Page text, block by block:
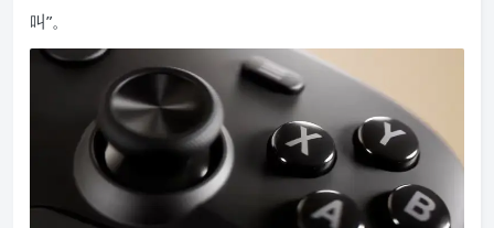
叫”。